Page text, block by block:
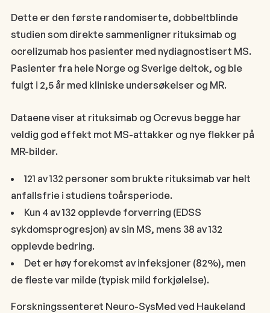
Dette er den første randomiserte, dobbeltblinde
studien som direkte sammenligner rituksimab og
ocrelizumab hos pasienter med nydiagnostisert MS.
Pasienter fra hele Norge og Sverige deltok, og ble
fulgt i 2,5 år med kliniske undersøkelser og MR.
Dataene viser at rituksimab og Ocrevus begge har
veldig god effekt mot MS-attakker og nye flekker på
MR-bilder.
121 av 132 personer som brukte rituksimab var helt
anfallsfrie i studiens toårsperiode.
Kun 4 av 132 opplevde forverring (EDSS
sykdomsprogresjon) av sin MS, mens 38 av 132
opplevde bedring.
Det er høy forekomst av infeksjoner (82%), men
de fleste var milde (typisk mild forkjølelse).
Forskningssenteret Neuro-SysMed ved Haukeland